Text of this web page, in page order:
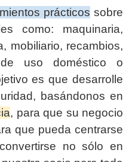
prácticos sobre
como: maquinaria,
mobiliario, recambios,
uso doméstico o
es que desarrolle
basándonos en
, para que su negocio
que pueda centrarse
no sólo en